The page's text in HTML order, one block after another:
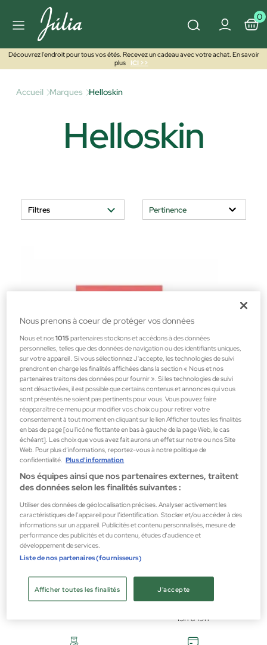
0
Découvrez l'endroit pour tous vos étés. Recevez un cadeau avec votre achat. En savoir
plus
ICI >>
Accueil Marques Helloskin
Helloskin
Filtres
Helloskin
Masques
1,99 €
Livraison gratuite Attention au client
Horaires téléphoniques du
15h à 19h
Nous prenons à coeur de protéger vos données
Nous et nos1015 partenaires stockons et accédons à des données
personnelles, telles que des données de navigation ou des identifiants uniques,
sur votre appareil . Si vous sélectionnez J'accepte, les technologies de suivi
prendront en charge les finalités affichées dans la section « Nous et nos
partenaires traitons des données pour fournir ». Si les technologies de suivi
sont désactivées, il est possible que certains contenus et annonces qui vous
sont présentés ne soient pas pertinents pour vous. Vous pouvez faire
réapparaître ce menu pour modifier vos choix ou pour retirer votre
consentement à tout moment en cliquant sur le lien Afficher toutes les finalités
en bas de page [ou l'icône flottante en bas à gauche de la page Web, le cas
échéant]. Les choix que vous avez fait aurons un effet sur notre ou nos Site
Web. Pour plus d’informations, reportez-vous à notre politique de
confidentialité. Plus d'information
Nos équipes ainsi que nos partenaires externes, traitent
des données selon les finalités suivantes :
Utiliser des données de géolocalisation précises. Analyser activement les
caractéristiques de l’appareil pour l’identification. Stocker et/ou accéder à des
informations sur un appareil. Publicités et contenu personnalisés, mesure de
performance des publicités et du contenu, études d’audience et
développement de services.
Liste de nos partenaires (fournisseurs)
J'accepte
Afficher toutes les finalités